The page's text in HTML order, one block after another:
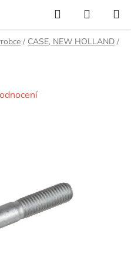
Hledat
KOŠÍK
/ CASE, NEW HOLLAND /